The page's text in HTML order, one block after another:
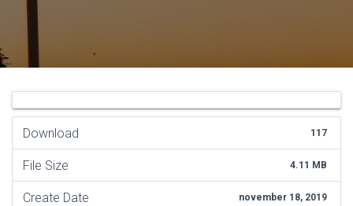
Download 117
File Size 4.11 MB
Create Date november 18, 2019